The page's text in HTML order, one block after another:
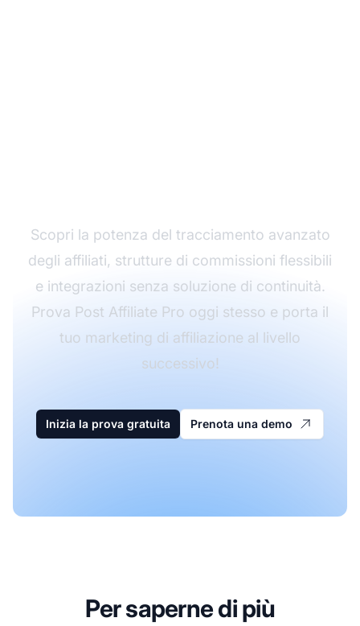
Scopri la potenza del tracciamento avanzato
degli affiliati, strutture di commissioni flessibili
e integrazioni senza soluzione di continuità.
Prova Post Affiliate Pro oggi stesso e porta il
tuo marketing di affiliazione al livello
successivo!
Inizia la prova gratuita Prenota una demo
Per saperne di più